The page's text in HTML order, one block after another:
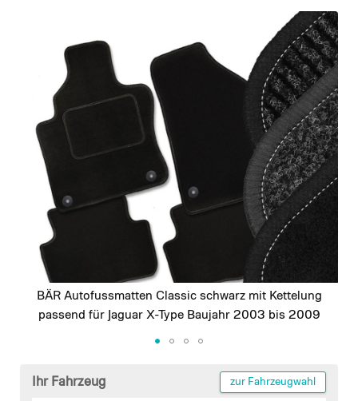
images
gallery
BÄR Autofussmatten Classic schwarz mit Kettelung
passend für Jaguar X-Type Baujahr 2003 bis 2009
Ihr Fahrzeug zur Fahrzeugwahl